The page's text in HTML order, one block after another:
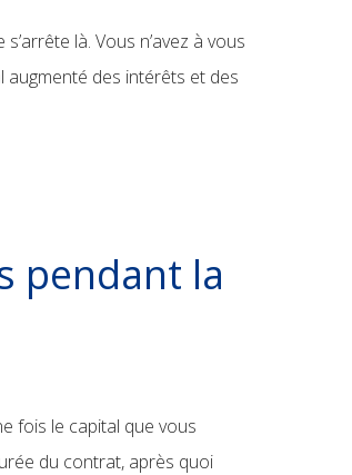
là. Vous n’avez à vous
augmenté des intérêts et des
pendant la
fois le capital que vous
du contrat, après quoi